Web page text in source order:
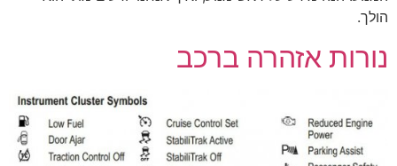
הולך.
נורות אזהרה ברכב